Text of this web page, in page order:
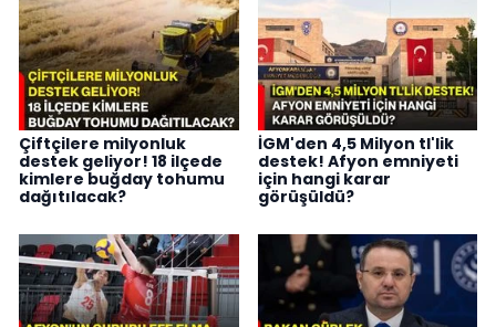
Çiftçilere milyonluk
destek geliyor! 18 ilçede
kimlere buğday tohumu
dağıtılacak?
İGM'den 4,5 Milyon tl'lik
destek! Afyon emniyeti
için hangi karar
görüşüldü?